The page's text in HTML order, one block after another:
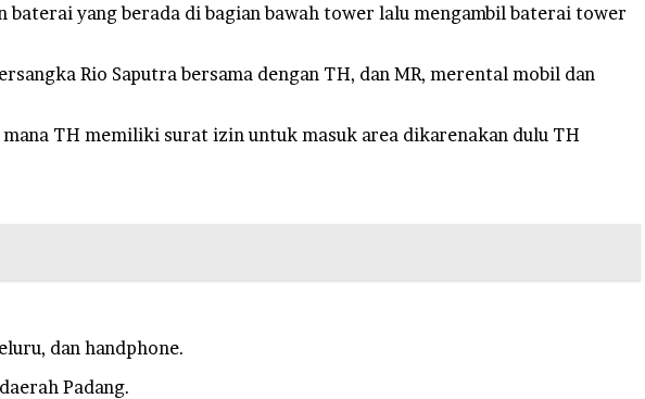
yang berada di bagian bawah tower lalu mengambil baterai tower
Rio Saputra bersama dengan TH, dan MR, merental mobil dan
TH memiliki surat izin untuk masuk area dikarenakan dulu TH
dan handphone.
Padang.